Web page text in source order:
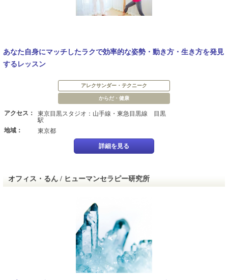
あなた自身にマッチしたラクで効率的な姿勢・動き方・生き方を発見
するレッスン
アレクサンダー・テクニーク
からだ・健康
アクセス：
東京目黒スタジオ：山手線・東急目黒線 目黒
駅
地域：
東京都
詳細を見る
オフィス・るん / ヒューマンセラピー研究所